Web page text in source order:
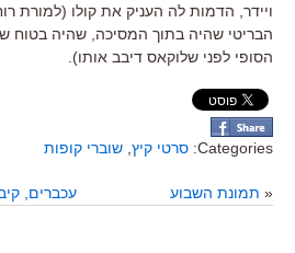
ויידר, הדמות לה העניק את קולו (למורת
הבריטי שהיה בתוך המסיכה, שהיה בטוח
הסופי לפני שלוקאס דיבב אותו).
Categories: סרטי קיץ שוברי קופות
« תמונת השבוע עכברים,